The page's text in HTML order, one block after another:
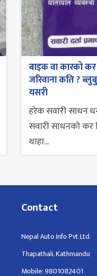
बाइक वा कारको
जरिवाना कति ?
यसरी
हरेक सवारी साधन
सवारी साधनको कर
थाहा...
Contact
Nepal Auto Info Pvt Ltd.
Thapathali, Kathmandu
Mobile: 9801082401